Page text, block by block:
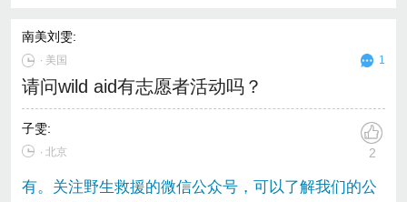
南美刘雯:
∙ 美国 1
请问wild aid有志愿者活动吗？
子雯:
∙ 北京 2
有。关注野生救援的微信公众号，可以了解我们的公